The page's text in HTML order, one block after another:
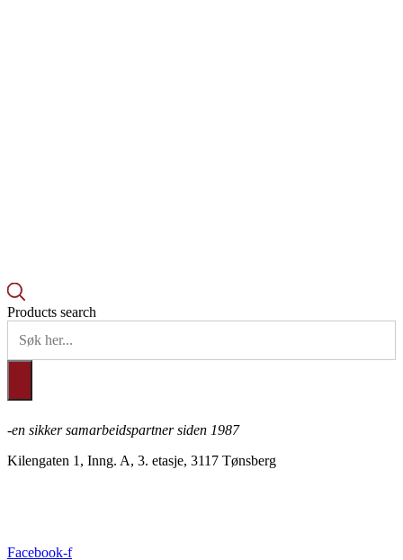
Products search
-en sikker samarbeidspartner siden 1987
Kilengaten 1, Inng. A, 3. etasje, 3117 Tønsberg
Facebook-f